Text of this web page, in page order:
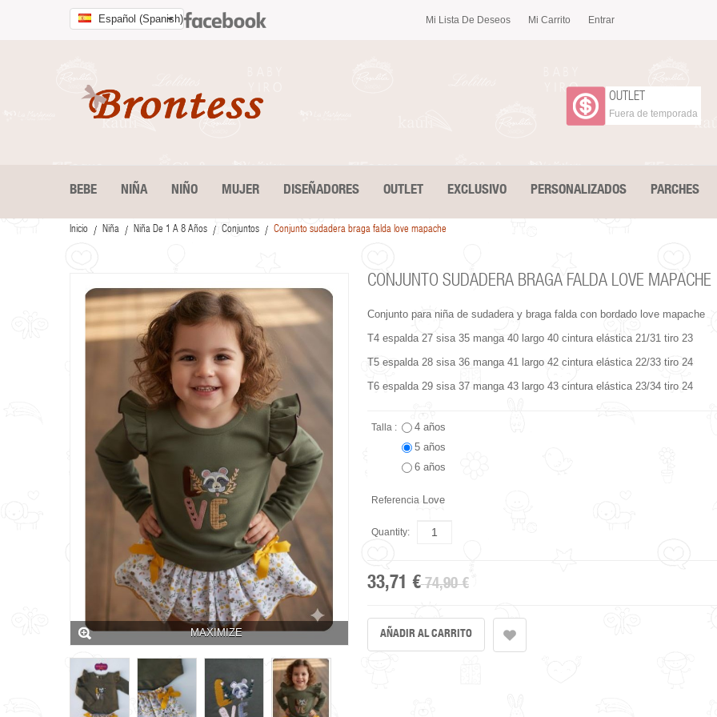
Mi Lista De Deseos Mi Carrito Entrar
Español (Spanish)
OUTLET
Fuera de temporada
BEBE NIÑA NIÑO MUJER DISEÑADORES OUTLET EXCLUSIVO PERSONALIZADOS PARCHES
Inicio Niña Niña De 1 A 8 Años Conjuntos Conjunto sudadera braga falda love mapache
MAXIMIZE
CONJUNTO SUDADERA BRAGA FALDA LOVE MAPACHE
Conjunto para niña de sudadera y braga falda con bordado love mapache
T4 espalda 27 sisa 35 manga 40 largo 40 cintura elástica 21/31 tiro 23
T5 espalda 28 sisa 36 manga 41 largo 42 cintura elástica 22/33 tiro 24
T6 espalda 29 sisa 37 manga 43 largo 43 cintura elástica 23/34 tiro 24
Talla :
4 años
5 años
6 años
Referencia Love
Quantity:
33,71 € 74,90 €